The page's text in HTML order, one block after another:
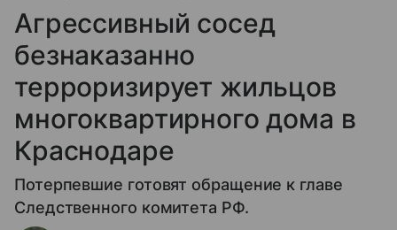
Агрессивный сосед
безнаказанно
терроризирует жильцов
многоквартирного дома в
Краснодаре
Потерпевшие готовят обращение к главе
Следственного комитета РФ.